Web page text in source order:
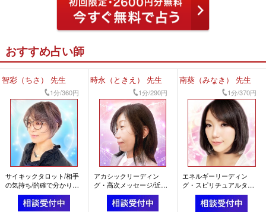
おすすめ占い師
智彩（ちさ） 先生
1分/360円
サイキックタロット/相手
の気持ち/的確で分かりや
すい
時永（ときえ） 先生
1分/290円
アカシックリーディン
グ・高次メッセージ/近未
来/的確で分かりやすい
南葵（みなき） 先生
1分/370円
エネルギーリーディン
グ・スピリチュアルタロ
ット/相手の気持ち/前向き
になれる